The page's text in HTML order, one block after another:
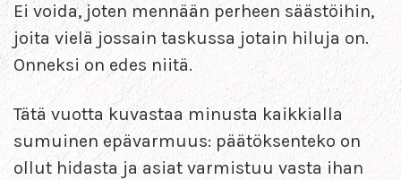
Ei voida, joten mennään perheen säästöihin,
joita vielä jossain taskussa jotain hiluja on.
Onneksi on edes niitä.
Tätä vuotta kuvastaa minusta kaikkialla
sumuinen epävarmuus: päätöksenteko on
ollut hidasta ja asiat varmistuu vasta ihan